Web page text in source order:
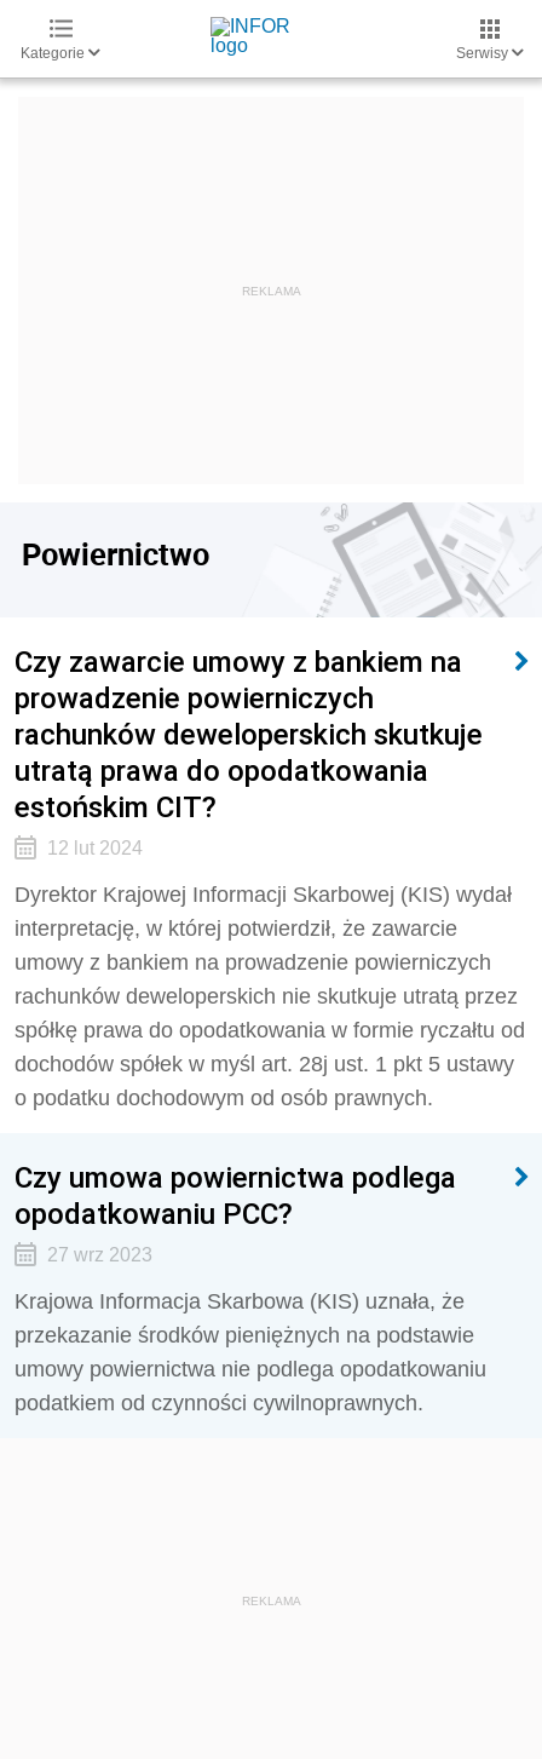
Kategorie Serwisy
Powiernictwo
Czy zawarcie umowy z bankiem na
prowadzenie powierniczych
rachunków deweloperskich skutkuje
utratą prawa do opodatkowania
estońskim CIT?
12 lut 2024
Dyrektor Krajowej Informacji Skarbowej (KIS) wydał
interpretację, w której potwierdził, że zawarcie
umowy z bankiem na prowadzenie powierniczych
rachunków deweloperskich nie skutkuje utratą przez
spółkę prawa do opodatkowania w formie ryczałtu od
dochodów spółek w myśl art. 28j ust. 1 pkt 5 ustawy
o podatku dochodowym od osób prawnych.
Czy umowa powiernictwa podlega
opodatkowaniu PCC?
27 wrz 2023
Krajowa Informacja Skarbowa (KIS) uznała, że
przekazanie środków pieniężnych na podstawie
umowy powiernictwa nie podlega opodatkowaniu
podatkiem od czynności cywilnoprawnych.
REKLAMA